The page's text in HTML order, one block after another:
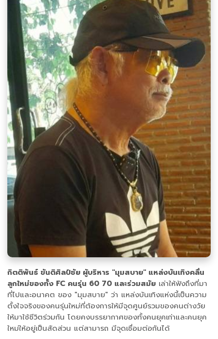
กิตติพันธ์ ขันติศิลป์ชัย ผู้บริหาร "มุมสบาย" แหล่งบันเทิงคลื่น
ลูกใหม่ของทั้ง FC คนรุ่น 60 70 และร่วมสมัย เล่าให้ฟังถึงที่มา
ที่ไปและอนาคต ของ "มุมสบาย" ว่า แหล่งบันเทิงแห่งนี้เป็นความ
ตั้งใจจริงของคนรุ่นใหม่ที่ต้องการให้มีจุดศูนย์รวมของคนต่างวัย
ให้มาใช้ชีวิตร่วมกัน โดยคงบรรยากาศของทั้งคนยุคเก่าและคนยุค
ใหม่ให้อยู่เป็นสัดส่วน แต่สามารถ มีจุดเชื่อมต่อกันได้